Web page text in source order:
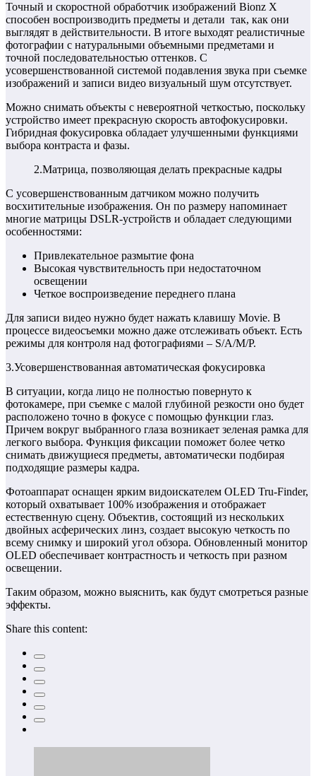
Точный и скоростной обработчик изображений Bionz X
способен воспроизводить предметы и детали так, как они
выглядят в действительности. В итоге выходят реалистичные
фотографии с натуральными объемными предметами и
точной последовательностью оттенков. С
усовершенствованной системой подавления звука при съемке
изображений и записи видео визуальный шум отсутствует.
Можно снимать объекты с невероятной четкостью, поскольку
устройство имеет прекрасную скорость автофокусировки.
Гибридная фокусировка обладает улучшенными функциями
выбора контраста и фазы.
2.Матрица, позволяющая делать прекрасные кадры
С усовершенствованным датчиком можно получить
восхитительные изображения. Он по размеру напоминает
многие матрицы DSLR-устройств и обладает следующими
особенностями:
Привлекательное размытие фона
Высокая чувствительность при недостаточном
освещении
Четкое воспроизведение переднего плана
Для записи видео нужно будет нажать клавишу Movie. В
процессе видеосъемки можно даже отслеживать объект. Есть
режимы для контроля над фотографиями – S/A/M/P.
3.Усовершенствованная автоматическая фокусировка
В ситуации, когда лицо не полностью повернуто к
фотокамере, при съемке с малой глубиной резкости оно будет
расположено точно в фокусе с помощью функции глаз.
Причем вокруг выбранного глаза возникает зеленая рамка для
легкого выбора. Функция фиксации поможет более четко
снимать движущиеся предметы, автоматически подбирая
подходящие размеры кадра.
Фотоаппарат оснащен ярким видоискателем OLED Tru-Finder,
который охватывает 100% изображения и отображает
естественную сцену. Объектив, состоящий из нескольких
двойных асферических линз, создает высокую четкость по
всему снимку и широкий угол обзора. Обновленный монитор
OLED обеспечивает контрастность и четкость при разном
освещении.
Таким образом, можно выяснить, как будут смотреться разные
эффекты.
Share this content: